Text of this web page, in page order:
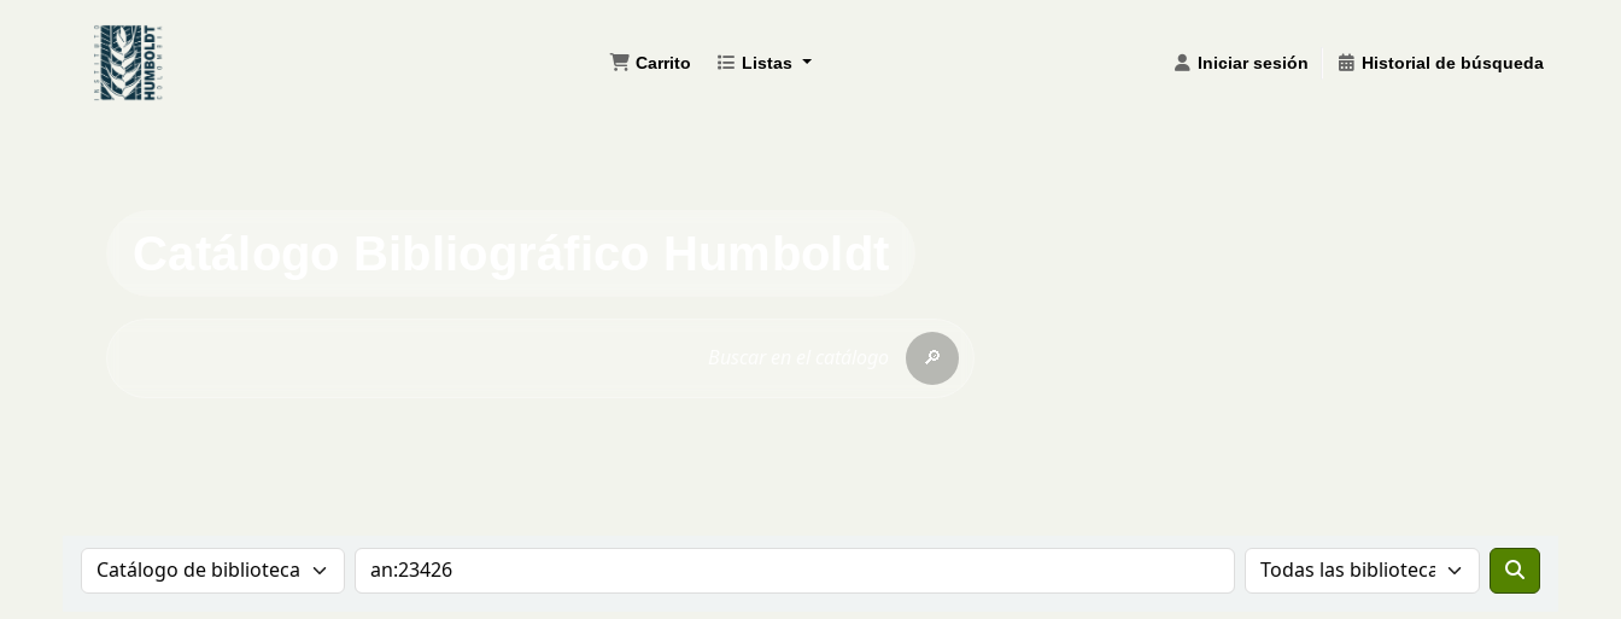
Carrito Listas Iniciar sesión Historial de búsqueda
🔎
Buscar en el catálogo por: Buscar en el catálogo Buscar el catálogo en: